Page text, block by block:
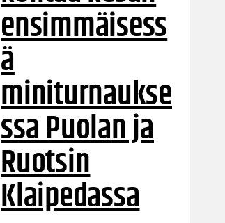
ensimmäisess
ä
miniturnaukse
ssa Puolan ja
Ruotsin
Klaipedassa